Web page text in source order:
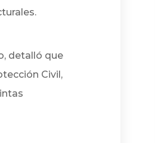
detalló que
Civil,